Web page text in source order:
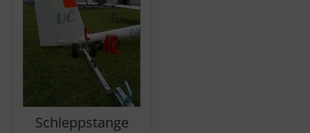
Schleppstange